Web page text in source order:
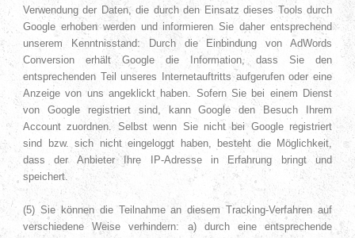
Verwendung der Daten, die durch den Einsatz dieses Tools durch
Google erhoben werden und informieren Sie daher entsprechend
unserem Kenntnisstand: Durch die Einbindung von AdWords
Conversion erhält Google die Information, dass Sie den
entsprechenden Teil unseres Internetauftritts aufgerufen oder eine
Anzeige von uns angeklickt haben. Sofern Sie bei einem Dienst
von Google registriert sind, kann Google den Besuch Ihrem
Account zuordnen. Selbst wenn Sie nicht bei Google registriert
sind bzw. sich nicht eingeloggt haben, besteht die Möglichkeit,
dass der Anbieter Ihre IP-Adresse in Erfahrung bringt und
speichert.
(5) Sie können die Teilnahme an diesem Tracking-Verfahren auf
verschiedene Weise verhindern: a) durch eine entsprechende